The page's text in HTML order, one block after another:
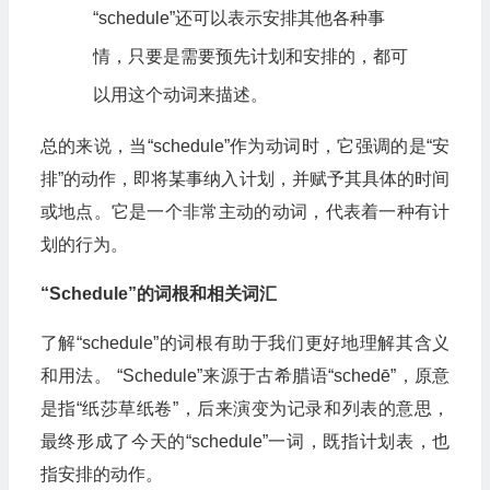
“schedule”还可以表示安排其他各种事
情，只要是需要预先计划和安排的，都可
以用这个动词来描述。
总的来说，当“schedule”作为动词时，它强调的是“安
排”的动作，即将某事纳入计划，并赋予其具体的时间
或地点。它是一个非常主动的动词，代表着一种有计
划的行为。
“Schedule”的词根和相关词汇
了解“schedule”的词根有助于我们更好地理解其含义
和用法。 “Schedule”来源于古希腊语“schedē”，原意
是指“纸莎草纸卷”，后来演变为记录和列表的意思，
最终形成了今天的“schedule”一词，既指计划表，也
指安排的动作。